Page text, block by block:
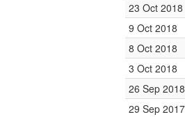
23 Oct 2018
9 Oct 2018
8 Oct 2018
3 Oct 2018
26 Sep 2018
29 Sep 2017